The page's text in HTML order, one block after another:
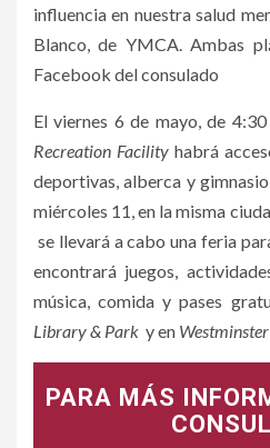
influencia en nuestra salud
Blanco, de YMCA. Ambas
Facebook del consulado
El viernes 6 de mayo, de
Recreation Facility habrá
deportivas, alberca y
miércoles 11, en la misma
se llevará a cabo una feria
encontrará juegos,
música, comida y pases
Library & Park y en
PARA MÁS